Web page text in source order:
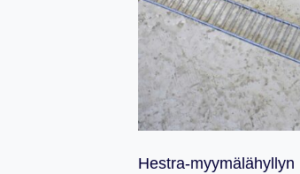
Hestra-myymälähyllyn